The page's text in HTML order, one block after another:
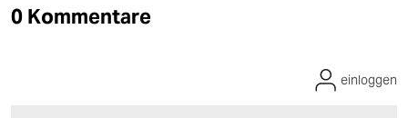
0 Kommentare
einloggen